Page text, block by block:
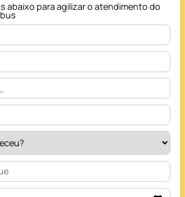
abaixo para agilizar o atendimento do